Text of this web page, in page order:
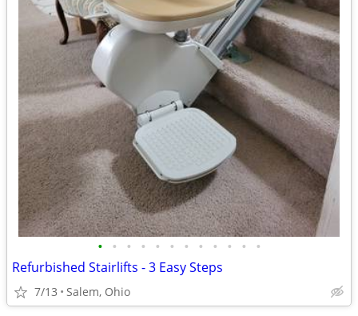
• • • • • • • • • • • •
Refurbished Stairlifts - 3 Easy Steps
7/13 Salem, Ohio